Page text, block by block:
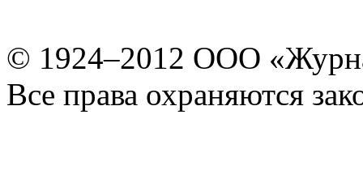
© 1924–2012 ООО
Все права охраняются